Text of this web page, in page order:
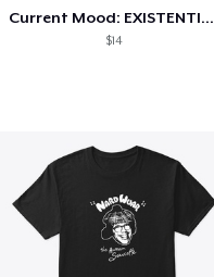
Current Mood: EXISTENTIAL CRISIS
$14